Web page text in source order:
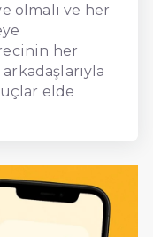
olmalı ve her
her
elde